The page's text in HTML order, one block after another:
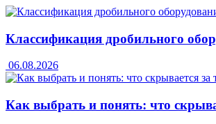
Классификация дробильного
06.08.2026
Как выбрать и понять: что